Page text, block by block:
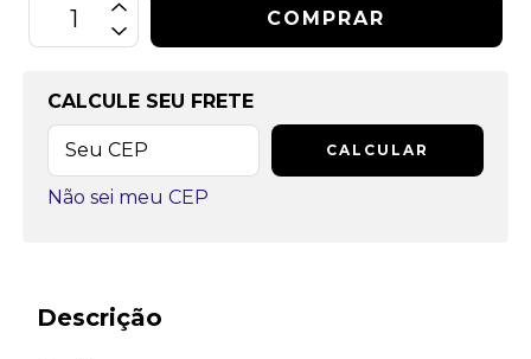
CALCULE SEU FRETE
CALCULAR
Não sei meu CEP
Descrição